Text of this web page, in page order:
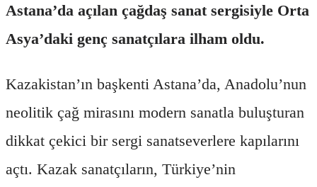
Astana’da açılan çağdaş sanat sergisiyle Orta
Asya’daki genç sanatçılara ilham oldu.
Kazakistan’ın başkenti Astana’da, Anadolu’nun
neolitik çağ mirasını modern sanatla buluşturan
dikkat çekici bir sergi sanatseverlere kapılarını
açtı. Kazak sanatçıların, Türkiye’nin